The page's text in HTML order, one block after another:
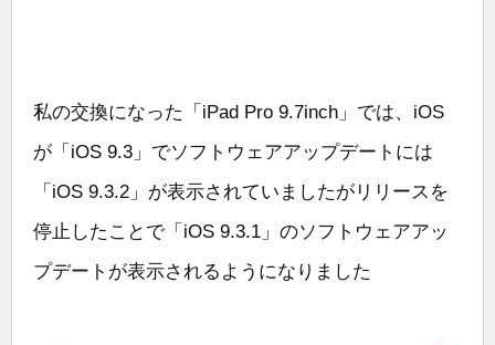
私の交換になった「iPad Pro 9.7inch」では、iOS
が「iOS 9.3」でソフトウェアアップデートには
「iOS 9.3.2」が表示されていましたがリリースを
停止したことで「iOS 9.3.1」のソフトウェアアッ
プデートが表示されるようになりました